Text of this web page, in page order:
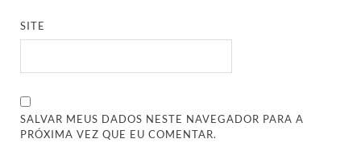
SITE
SALVAR MEUS DADOS NESTE NAVEGADOR PARA A
PRÓXIMA VEZ QUE EU COMENTAR.